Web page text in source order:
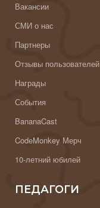
Вакансии
СМИ о нас
Партнеры
Отзывы пользователей
Награды
События
BananaCast
CodeMonkey Мерч
10-летний юбилей
ПЕДАГОГИ